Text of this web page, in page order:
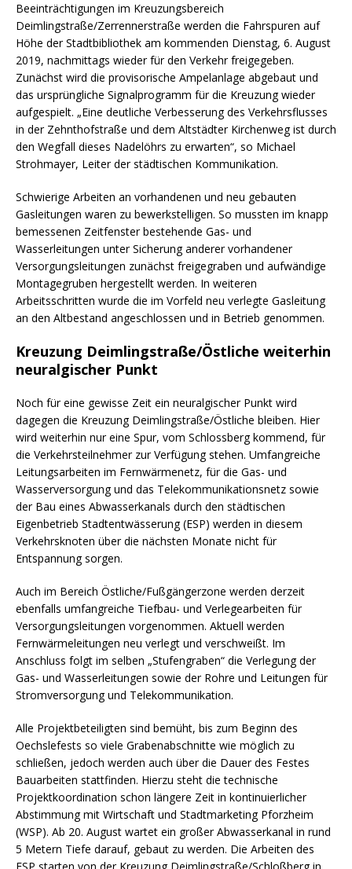
Beeinträchtigungen im Kreuzungsbereich
Deimlingstraße/Zerrennerstraße werden die Fahrspuren auf
Höhe der Stadtbibliothek am kommenden Dienstag, 6. August
2019, nachmittags wieder für den Verkehr freigegeben.
Zunächst wird die provisorische Ampelanlage abgebaut und
das ursprüngliche Signalprogramm für die Kreuzung wieder
aufgespielt. „Eine deutliche Verbesserung des Verkehrsflusses
in der Zehnthofstraße und dem Altstädter Kirchenweg ist durch
den Wegfall dieses Nadelöhrs zu erwarten“, so Michael
Strohmayer, Leiter der städtischen Kommunikation.
Schwierige Arbeiten an vorhandenen und neu gebauten
Gasleitungen waren zu bewerkstelligen. So mussten im knapp
bemessenen Zeitfenster bestehende Gas- und
Wasserleitungen unter Sicherung anderer vorhandener
Versorgungsleitungen zunächst freigegraben und aufwändige
Montagegruben hergestellt werden. In weiteren
Arbeitsschritten wurde die im Vorfeld neu verlegte Gasleitung
an den Altbestand angeschlossen und in Betrieb genommen.
Kreuzung Deimlingstraße/Östliche weiterhin
neuralgischer Punkt
Noch für eine gewisse Zeit ein neuralgischer Punkt wird
dagegen die Kreuzung Deimlingstraße/Östliche bleiben. Hier
wird weiterhin nur eine Spur, vom Schlossberg kommend, für
die Verkehrsteilnehmer zur Verfügung stehen. Umfangreiche
Leitungsarbeiten im Fernwärmenetz, für die Gas- und
Wasserversorgung und das Telekommunikationsnetz sowie
der Bau eines Abwasserkanals durch den städtischen
Eigenbetrieb Stadtentwässerung (ESP) werden in diesem
Verkehrsknoten über die nächsten Monate nicht für
Entspannung sorgen.
Auch im Bereich Östliche/Fußgängerzone werden derzeit
ebenfalls umfangreiche Tiefbau- und Verlegearbeiten für
Versorgungsleitungen vorgenommen. Aktuell werden
Fernwärmeleitungen neu verlegt und verschweißt. Im
Anschluss folgt im selben „Stufengraben“ die Verlegung der
Gas- und Wasserleitungen sowie der Rohre und Leitungen für
Stromversorgung und Telekommunikation.
Alle Projektbeteiligten sind bemüht, bis zum Beginn des
Oechslefests so viele Grabenabschnitte wie möglich zu
schließen, jedoch werden auch über die Dauer des Festes
Bauarbeiten stattfinden. Hierzu steht die technische
Projektkoordination schon längere Zeit in kontinuierlicher
Abstimmung mit Wirtschaft und Stadtmarketing Pforzheim
(WSP). Ab 20. August wartet ein großer Abwasserkanal in rund
5 Metern Tiefe darauf, gebaut zu werden. Die Arbeiten des